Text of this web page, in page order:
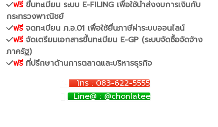
ฟรีขึ้นทะเบียน ระบบ E-FILING เพื่อใช้นำส่งงบการเงินกับ
กระทรวงพาณิชย์
ฟรีจดทะเบียน ภ.อ.01 เพื่อใช้ยื่นภาษีผ่าระบบออนไลน์
ฟรีจัดเตรียมเอกสารขึ้นทะเบียน E-GP (ระบบจัดซื้อจัดจ้าง
ภาครัฐ)
ฟรีที่ปรึกษาด้านการตลาดและบริหารธุรกิจ
โทร : 083-622-5555
Line@ : @chonlatee